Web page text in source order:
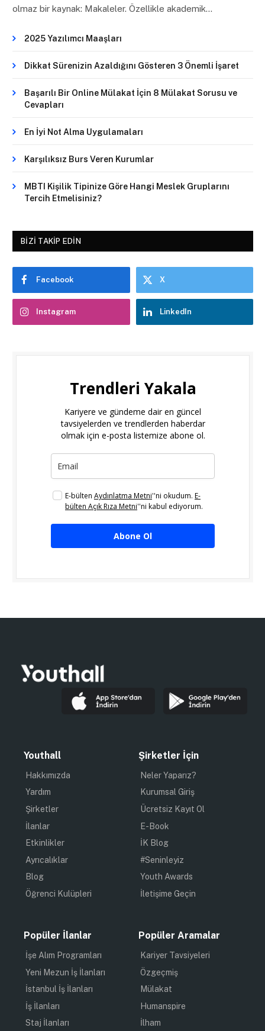
olmaz bir kaynak: Makaleler. Özellikle akademik…
2025 Yazılımcı Maaşları
Dikkat Sürenizin Azaldığını Gösteren 3 Önemli İşaret
Başarılı Bir Online Mülakat İçin 8 Mülakat Sorusu ve
Cevapları
En İyi Not Alma Uygulamaları
Karşılıksız Burs Veren Kurumlar
MBTI Kişilik Tipinize Göre Hangi Meslek Gruplarını
Tercih Etmelisiniz?
BIZI TAKIP EDIN
Facebook X
Instagram LinkedIn
Trendleri Yakala
Kariyere ve gündeme dair en güncel
tavsiyelerden ve trendlerden haberdar
olmak için e-posta listemize abone ol.
E-bülten Aydınlatma Metni''ni okudum. E-
bülten Açık Rıza Metni''ni kabul ediyorum.
Abone Ol
Youthall
Hakkımızda
Yardım
Şirketler
İlanlar
Etkinlikler
Ayrıcalıklar
Blog
Öğrenci Kulüpleri
Şirketler İçin
Neler Yaparız?
Kurumsal Giriş
Ücretsiz Kayıt Ol
E-Book
İK Blog
#Seninleyiz
Youth Awards
İletişime Geçin
Popüler İlanlar
İşe Alım Programları
Yeni Mezun İş İlanları
İstanbul İş İlanları
İş İlanları
Staj İlanları
Popüler Aramalar
Kariyer Tavsiyeleri
Özgeçmiş
Mülakat
Humanspire
İlham